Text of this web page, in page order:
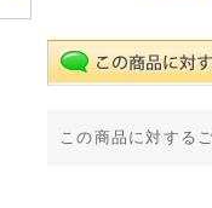
この商品に対する